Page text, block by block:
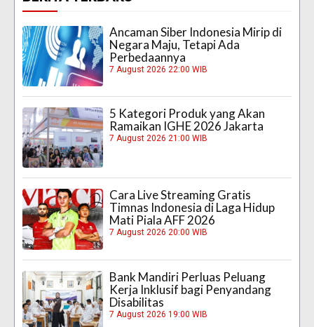
Ancaman Siber Indonesia Mirip di
Negara Maju, Tetapi Ada
Perbedaannya
7 August 2026 22:00 WIB
5 Kategori Produk yang Akan
Ramaikan IGHE 2026 Jakarta
7 August 2026 21:00 WIB
Cara Live Streaming Gratis
Timnas Indonesia di Laga Hidup
Mati Piala AFF 2026
7 August 2026 20:00 WIB
Bank Mandiri Perluas Peluang
Kerja Inklusif bagi Penyandang
Disabilitas
7 August 2026 19:00 WIB